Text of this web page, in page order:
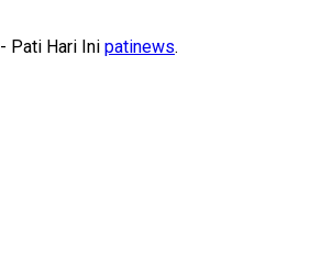
- Pati Hari Ini patinews.